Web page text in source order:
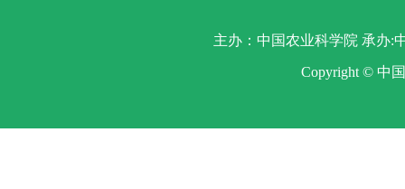
主办：中国农业科学院 承办:
Copyright © 中